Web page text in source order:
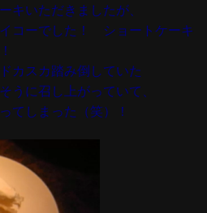
キいただきましたが、
コーでした！ ショートケーキ
カスカ踏み倒していた
うに召し上がっていて、
てしまった（笑）！